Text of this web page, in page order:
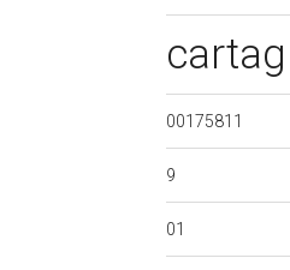
00175811
9
01